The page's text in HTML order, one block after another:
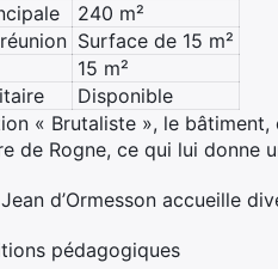
240 m²
Surface de 15 m²
15 m²
Disponible
« Brutaliste », le
de Rogne, ce qui lui donne
Jean d’Ormesson accueille
pédagogiques